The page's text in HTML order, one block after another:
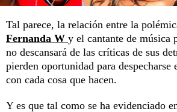
Tal parece, la relación entre la
Fernanda W y el cantante de música
no descansará de las críticas de sus
pierden oportunidad para despecharse
con cada cosa que hacen.
Y es que tal como se ha evidenciado